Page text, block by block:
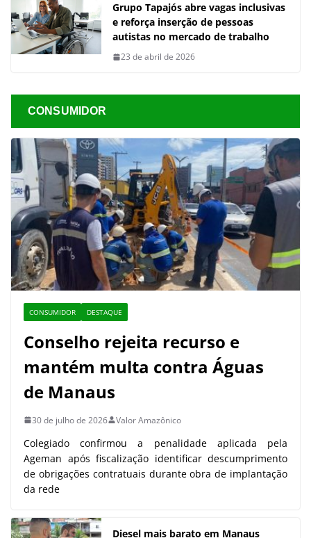
Grupo Tapajós abre vagas inclusivas
e reforça inserção de pessoas
autistas no mercado de trabalho
23 de abril de 2026
CONSUMIDOR
CONSUMIDOR DESTAQUE
Conselho rejeita recurso e
mantém multa contra Águas
de Manaus
30 de julho de 2026 Valor Amazônico
Colegiado confirmou a penalidade aplicada pela
Ageman após fiscalização identificar descumprimento
de obrigações contratuais durante obra de implantação
da rede
Diesel mais barato em Manaus